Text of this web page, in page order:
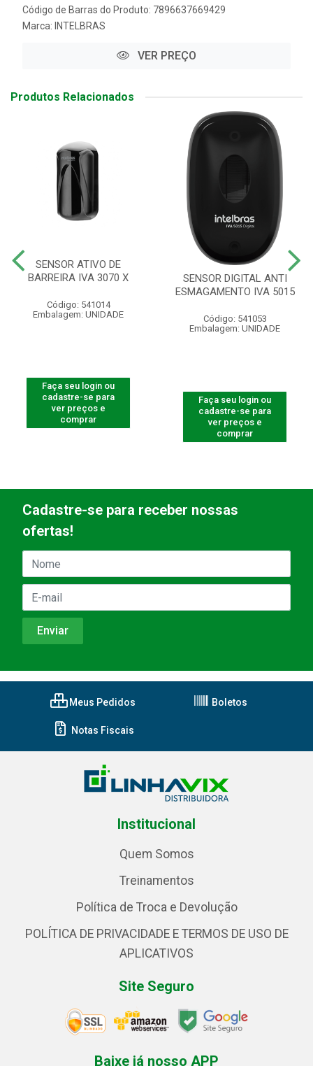
Código de Barras do Produto: 7896637669429
Marca: INTELBRAS
VER PREÇO
Produtos Relacionados
SENSOR ATIVO DE
BARREIRA IVA 3070 X
Código: 541014
Embalagem: UNIDADE
Faça seu login ou
cadastre-se para
ver preços e
comprar
SENSOR DIGITAL ANTI
ESMAGAMENTO IVA 5015
Código: 541053
Embalagem: UNIDADE
Faça seu login ou
cadastre-se para
ver preços e
comprar
Cadastre-se para receber nossas
ofertas!
Meus Pedidos Boletos
Notas Fiscais
Institucional
Quem Somos
Treinamentos
Política de Troca e Devolução
POLÍTICA DE PRIVACIDADE E TERMOS DE USO DE
APLICATIVOS
Site Seguro
Baixe já nosso APP